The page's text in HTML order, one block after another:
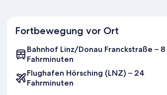
Fortbewegung vor Ort
Bahnhof Linz/Donau Franckstraße – 8
Fahrminuten
Flughafen Hörsching (LNZ) – 24
Fahrminuten